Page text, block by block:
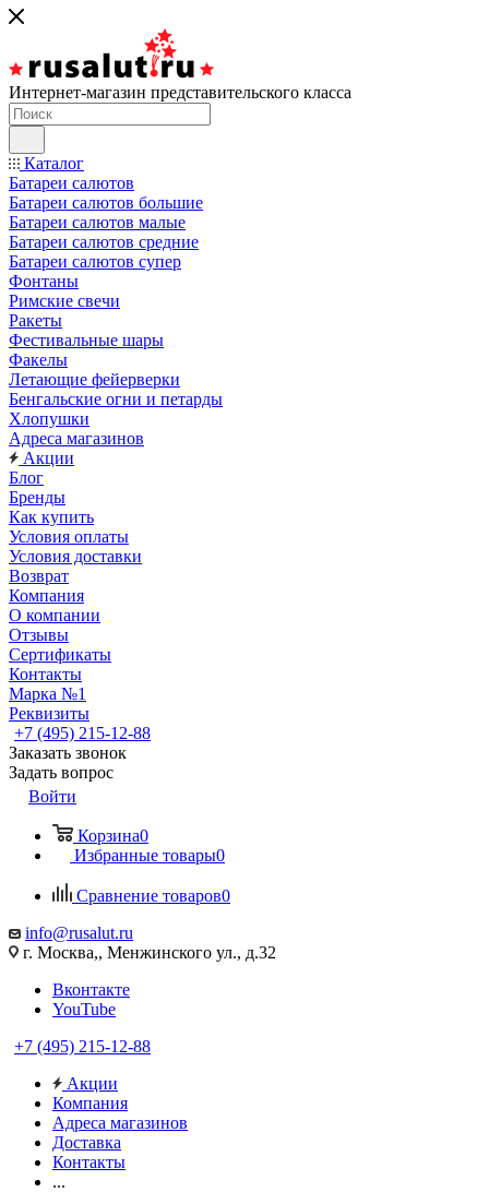
Интернет-магазин представительского класса
Каталог
Батареи салютов
Батареи салютов большие
Батареи салютов малые
Батареи салютов средние
Батареи салютов супер
Фонтаны
Римские свечи
Ракеты
Фестивальные шары
Факелы
Летающие фейерверки
Бенгальские огни и петарды
Хлопушки
Адреса магазинов
Акции
Блог
Бренды
Как купить
Условия оплаты
Условия доставки
Возврат
Компания
О компании
Отзывы
Сертификаты
Контакты
Марка №1
Реквизиты
+7 (495) 215-12-88
Заказать звонок
Задать вопрос
Войти
Корзина0
Избранные товары0
Сравнение товаров0
info@rusalut.ru
г. Москва,, Менжинского ул., д.32
Вконтакте
YouTube
+7 (495) 215-12-88
Акции
Компания
Адреса магазинов
Доставка
Контакты
...